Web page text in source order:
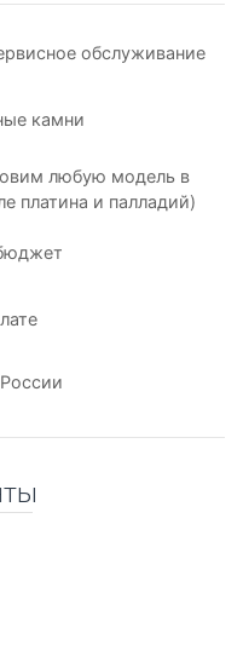
обслуживание
камни
любую модель в
платина и палладий)